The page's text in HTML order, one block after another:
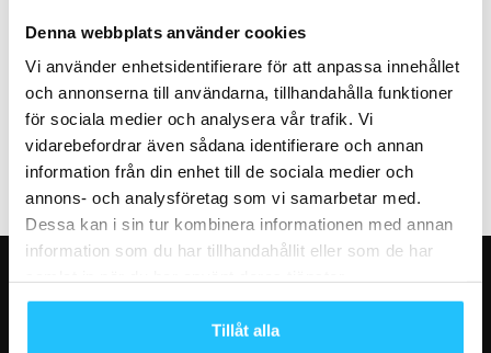
Denna webbplats använder cookies
Vi använder enhetsidentifierare för att anpassa innehållet
och annonserna till användarna, tillhandahålla funktioner
för sociala medier och analysera vår trafik. Vi
vidarebefordrar även sådana identifierare och annan
information från din enhet till de sociala medier och
annons- och analysföretag som vi samarbetar med.
Dessa kan i sin tur kombinera informationen med annan
information som du har tillhandahållit eller som de har
Tillåt alla
Digitalt
Apple Fitness+ flyttar fram
positionerna – satsar på
gruppträning online
Gruppträning
Les Mills lanserar LES MILLS
REFORMER
VÅRA FAVORITER
Nike satsar på hybridträning när Hyrox formar